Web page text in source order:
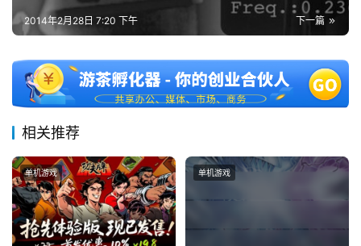
上
站
中
文
(
中
国
)
下一篇
2014年2月28日 7:20 下午
相关推荐
单机游戏 单机游戏